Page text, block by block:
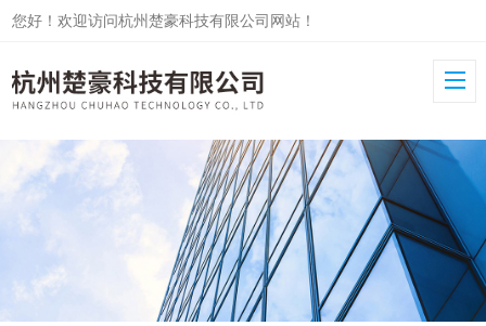
您好！欢迎访问杭州楚豪科技有限公司网站！